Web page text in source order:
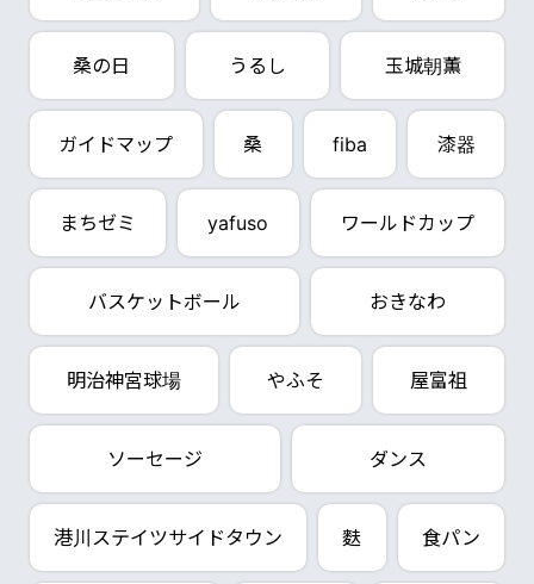
桑の日 うるし 玉城朝薫
ガイドマップ 桑 fiba 漆器
まちゼミ yafuso ワールドカップ
バスケットボール おきなわ
明治神宮球場 やふそ 屋富祖
ソーセージ ダンス
港川ステイツサイドタウン 麩 食パン